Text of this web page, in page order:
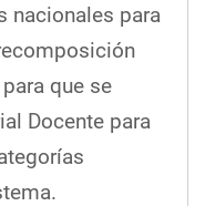
nacionales para
que se
Docente para